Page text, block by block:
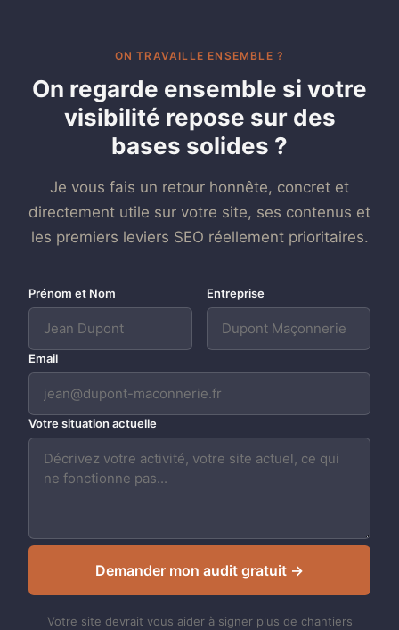
ON TRAVAILLE ENSEMBLE ?
On regarde ensemble si votre
visibilité repose sur des
bases solides ?
Je vous fais un retour honnête, concret et
directement utile sur votre site, ses contenus et
les premiers leviers SEO réellement prioritaires.
Prénom et Nom Entreprise
Email
Votre situation actuelle
Demander mon audit gratuit →
Votre site devrait vous aider à signer plus de chantiers